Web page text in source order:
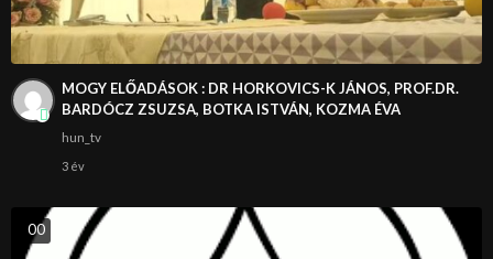
MOGY ELŐADÁSOK : DR HORKOVICS-K JÁNOS, PROF.DR.
BARDÓCZ ZSUZSA, BOTKA ISTVÁN, KOZMA ÉVA
hun_tv
3 év
00